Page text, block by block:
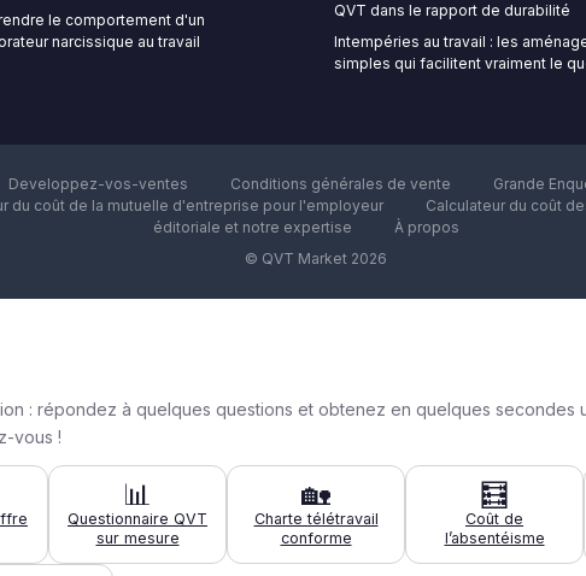
le comportement d'un
narcissique au travail
QVT dans le rapport de durabilité
Intempéries au travail : les
simples qui facilitent vraiment le
Developpez-vos-ventes Conditions générales de vente
Grande
du coût de la mutuelle d'entreprise pour l'employeur
Calculateur du coût
éditoriale et notre expertise
À propos
© QVT Market 2026
: répondez à quelques questions et obtenez en quelques secondes
vous !
📊
Questionnaire QVT
sur mesure
🏡
Charte télétravail
conforme
🧮
Coût de
l’absentéisme